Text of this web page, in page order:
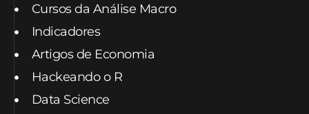
Cursos da Análise Macro
Indicadores
Artigos de Economia
Hackeando o R
Data Science